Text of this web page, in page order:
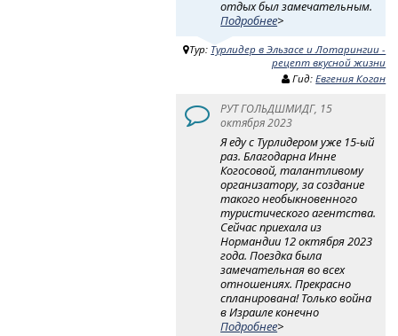
отдых был замечательным.
Подробнее>
Тур: Турлидер в Эльзасе и Лотарингии -
рецепт вкусной жизни
Гид:Евгения Коган
РУТ ГОЛЬДШМИДГ, 15
октября 2023
Я еду с Турлидером уже 15-ый
раз. Благодарна Инне
Когосовой, талантливому
организатору, за создание
такого необыкновенного
туристического агентства.
Сейчас приехала из
Нормандии 12 октября 2023
года. Поездка была
замечательная во всех
отношениях. Прекрасно
спланирована! Только война
в Израиле конечно
Подробнее>